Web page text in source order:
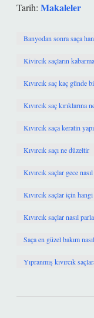
Tarih: Makaleler
Banyodan sonra saça
Kivircik saçların
Kıvırcık saç kaç günde
Kıvırcık saç kırıklarına
Kıvırcık saça keratin
Kıvırcık saçı ne düzeltir
Kıvırcık saçlar gece
Kıvırcık saçlar için
Kıvırcık saçlar nasıl
Saça en güzel bakım
Yıpranmış kıvırcık